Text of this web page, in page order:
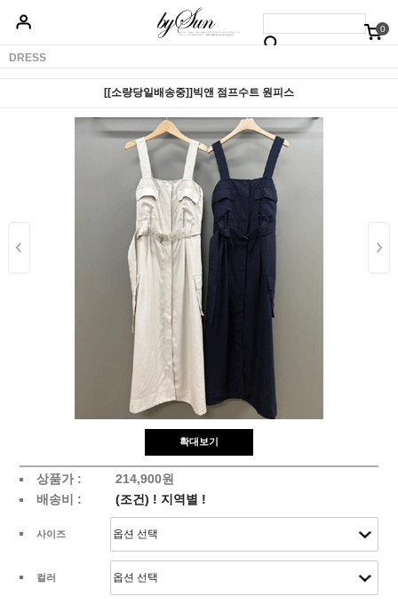
0
베스트50
DRESS
[[소량당일배송중]]빅앤 점프수트 원피스
확대보기
상품가 :
214,900원
배송비 :
(조건) ! 지역별 !
사이즈
컬러